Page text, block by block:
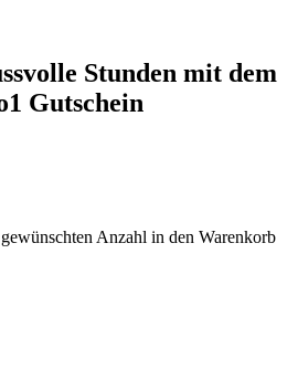
Stunden mit dem
Gutschein
Anzahl in den Warenkorb